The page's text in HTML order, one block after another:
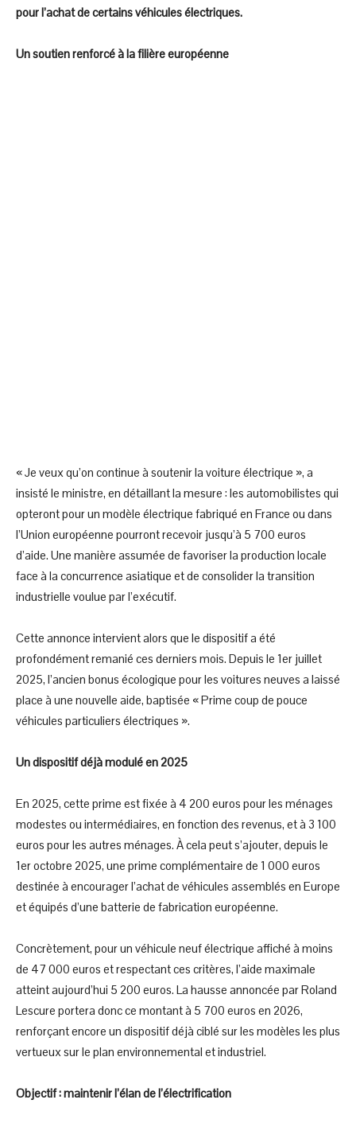
pour l’achat de certains véhicules électriques.
Un soutien renforcé à la filière européenne
« Je veux qu’on continue à soutenir la voiture électrique », a
insisté le ministre, en détaillant la mesure : les automobilistes qui
opteront pour un modèle électrique fabriqué en France ou dans
l’Union européenne pourront recevoir jusqu’à 5 700 euros
d’aide. Une manière assumée de favoriser la production locale
face à la concurrence asiatique et de consolider la transition
industrielle voulue par l’exécutif.
Cette annonce intervient alors que le dispositif a été
profondément remanié ces derniers mois. Depuis le 1er juillet
2025, l’ancien bonus écologique pour les voitures neuves a laissé
place à une nouvelle aide, baptisée « Prime coup de pouce
véhicules particuliers électriques ».
Un dispositif déjà modulé en 2025
En 2025, cette prime est fixée à 4 200 euros pour les ménages
modestes ou intermédiaires, en fonction des revenus, et à 3 100
euros pour les autres ménages. À cela peut s’ajouter, depuis le
1er octobre 2025, une prime complémentaire de 1 000 euros
destinée à encourager l’achat de véhicules assemblés en Europe
et équipés d’une batterie de fabrication européenne.
Concrètement, pour un véhicule neuf électrique affiché à moins
de 47 000 euros et respectant ces critères, l’aide maximale
atteint aujourd’hui 5 200 euros. La hausse annoncée par Roland
Lescure portera donc ce montant à 5 700 euros en 2026,
renforçant encore un dispositif déjà ciblé sur les modèles les plus
vertueux sur le plan environnemental et industriel.
Objectif : maintenir l’élan de l’électrification